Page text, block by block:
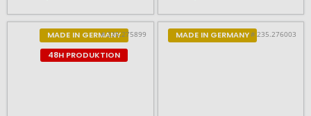
MADE IN GERMANY
48H PRODUKTION
# 235.275899 MADE IN GERMANY# 235.276003